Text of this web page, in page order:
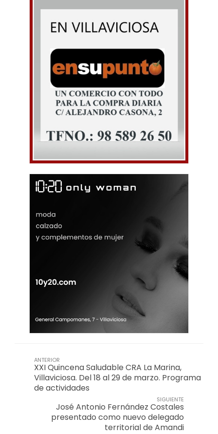
ANTERIOR
XXI Quincena Saludable CRA La Marina,
Villaviciosa. Del 18 al 29 de marzo. Programa
de actividades
SIGUIENTE
José Antonio Fernández Costales
presentado como nuevo delegado
territorial de Amandi